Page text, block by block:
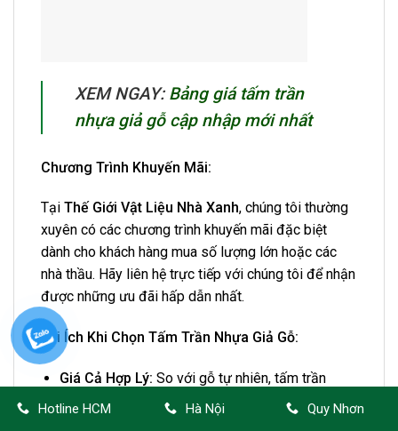
XEM NGAY: Bảng giá tấm trần
nhựa giả gỗ cập nhập mới nhất
Chương Trình Khuyến Mãi:
Tại Thế Giới Vật Liệu Nhà Xanh, chúng tôi thường
xuyên có các chương trình khuyến mãi đặc biệt
dành cho khách hàng mua số lượng lớn hoặc các
nhà thầu. Hãy liên hệ trực tiếp với chúng tôi để nhận
được những ưu đãi hấp dẫn nhất.
Lợi Ích Khi Chọn Tấm Trần Nhựa Giả Gỗ:
Giá Cả Hợp Lý: So với gỗ tự nhiên, tấm trần
nhựa giả gỗ có giá thành thấp hơn nhiều, giúp
Hotline HCM Hà Nội Quy Nhơn